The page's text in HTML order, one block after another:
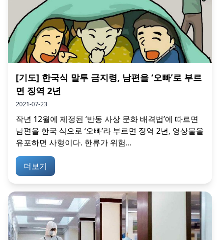
[기도] 한국식 말투 금지령, 남편을 ‘오빠’로 부르
면 징역 2년
2021-07-23
작년 12월에 제정된 ‘반동 사상 문화 배격법’에 따르면
남편을 한국 식으로 ‘오빠’라 부르면 징역 2년, 영상물을
유포하면 사형이다. 한류가 위험...
더보기